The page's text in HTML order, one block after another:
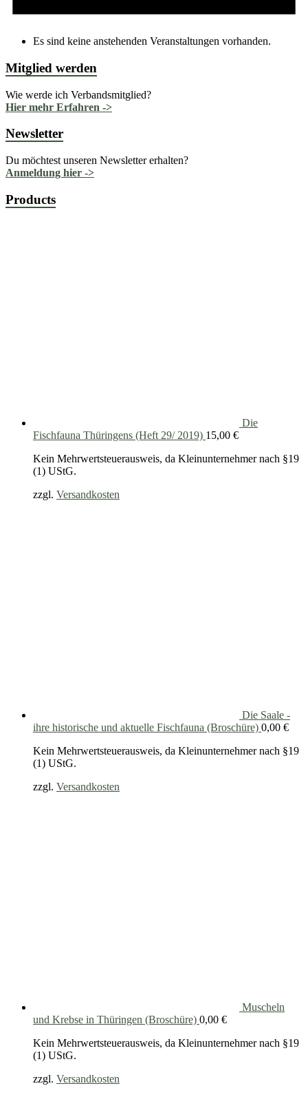
Es sind keine anstehenden Veranstaltungen vorhanden.
Mitglied werden
Wie werde ich Verbandsmitglied?
Hier mehr Erfahren ->
Newsletter
Du möchtest unseren Newsletter erhalten?
Anmeldung hier ->
Products
Die
Fischfauna Thüringens (Heft 29/ 2019) 15,00 €
Kein Mehrwertsteuerausweis, da Kleinunternehmer nach §19
(1) UStG.
zzgl. Versandkosten
Die Saale -
ihre historische und aktuelle Fischfauna (Broschüre) 0,00 €
Kein Mehrwertsteuerausweis, da Kleinunternehmer nach §19
(1) UStG.
zzgl. Versandkosten
Muscheln
und Krebse in Thüringen (Broschüre) 0,00 €
Kein Mehrwertsteuerausweis, da Kleinunternehmer nach §19
(1) UStG.
zzgl. Versandkosten